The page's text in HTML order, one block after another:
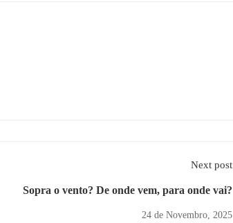
Next post
Sopra o vento? De onde vem, para onde vai?
24 de Novembro, 2025